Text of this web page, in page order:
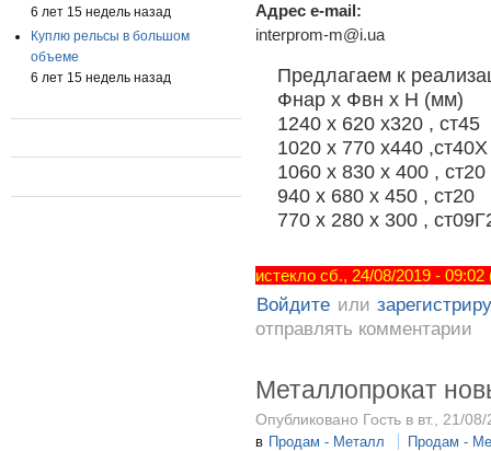
6 лет 15 недель назад
Куплю рельсы в большом
объеме
6 лет 15 недель назад
Адрес e-mail:
interprom-m@i.ua
Предлагаем к
Фнар х Фвн х Н (мм)
1240 х 620 х320 , ст45
1020 х 770 х440 ,ст40Х
1060 х 830 х 400 , ст20
940 х 680 х 450 , ст20
770 х 280 х 300 ,
истекло сб., 24/08/2019 -
Войдите или
отправлять комментарии
Металлопрокат
Опубликовано Гость в вт., 21/
в Продам - Металл
Продам -